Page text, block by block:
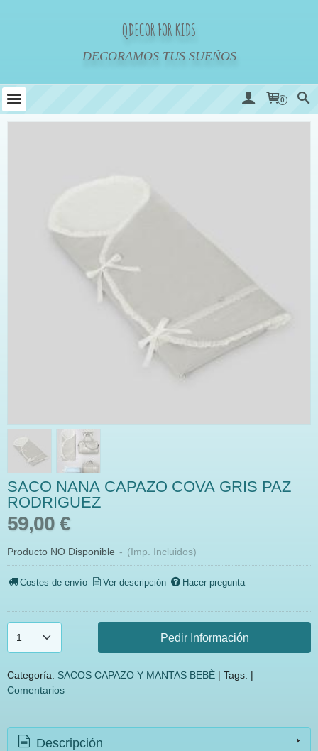
QDECOR FOR KIDS
DECORAMOS TUS SUEÑOS
0
SACO NANA CAPAZO COVA GRIS PAZ
RODRIGUEZ
59,00 €
Producto NO Disponible - (Imp. Incluidos)
Costes de envío Ver descripción Hacer pregunta
Pedir Información
Categoría: SACOS CAPAZO Y MANTAS BEBÈ | Tags: |
Comentarios
Descripción